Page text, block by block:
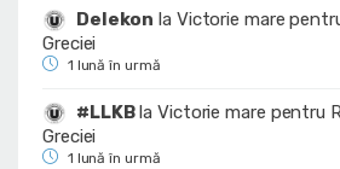
Delekon la Victorie mare
Greciei
1 lună în urmă
#LLKBlaVictorie mare pentru
Greciei
1 lună în urmă